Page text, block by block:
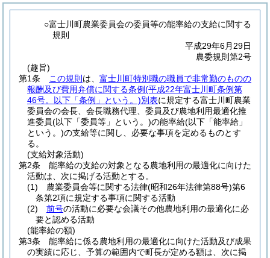
○富士川町農業委員会の委員等の能率給の支給に関する
規則
平成29年6月29日
農委規則第2号
(趣旨)
第1条
この規則 は、 富士川町特別職の職員で非常勤のものの
報酬及び費用弁償に関する条例(平成22年富士川町条例第
46号。以下「条例」という。)別表に規定する富士川町農業
委員会の会長、会長職務代理、委員及び農地利用最適化推
進委員(以下「委員等」という。)の能率給(以下「能率給」
という。)の支給等に関し、必要な事項を定めるものとす
る。
(支給対象活動)
第2条
能率給の支給の対象となる農地利用の最適化に向けた
活動は、次に掲げる活動とする。
(1)
農業委員会等に関する法律(昭和26年法律第88号)第6
条第2項に規定する事項に関する活動
(2)
前号の活動に必要な会議その他農地利用の最適化に必
要と認める活動
(能率給の額)
第3条
能率給に係る農地利用の最適化に向けた活動及び成果
の実績に応じ、予算の範囲内で町長が定める額は、次に掲